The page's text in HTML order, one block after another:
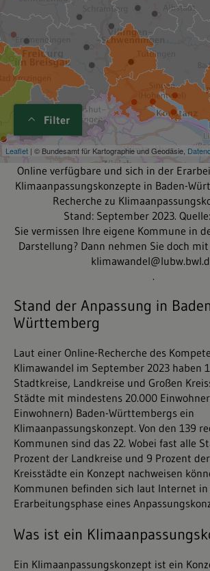
Filter
Online verfügbare und sich in der
Klimaanpassungskonzepte in Baden-
Recherche zu
Stand: September 2023.
Sie vermissen Ihre eigene Kommune in
Darstellung? Dann nehmen Sie doch
.
Stand der Anpassung in
Württemberg
Laut einer Online-Recherche des
Klimawandel im September 2023 haben
Stadtkreise, Landkreise und Großen
Städte mit mindestens 20.000
Einwohnern) Baden-Württembergs ein
Klimaanpassungskonzept. Von den 139
Kommunen sind das 22. Wobei fast alle
Prozent der Landkreise und 9 Prozent
Kreisstädte ein Konzept nachweisen
Kommunen befinden sich laut Internet
Erarbeitungsphase eines
Was ist ein
Ein Klimaanpassungskonzept ist ein